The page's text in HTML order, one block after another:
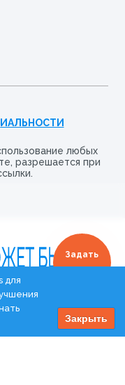
Задать
любых
разрешается при
для
Закрыть